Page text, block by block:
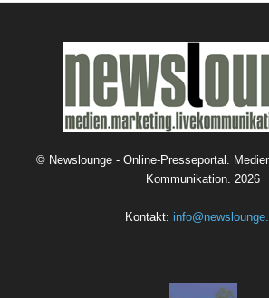
© Newslounge - Online-Presseportal.
Kommunikation. 2026
Kontakt: